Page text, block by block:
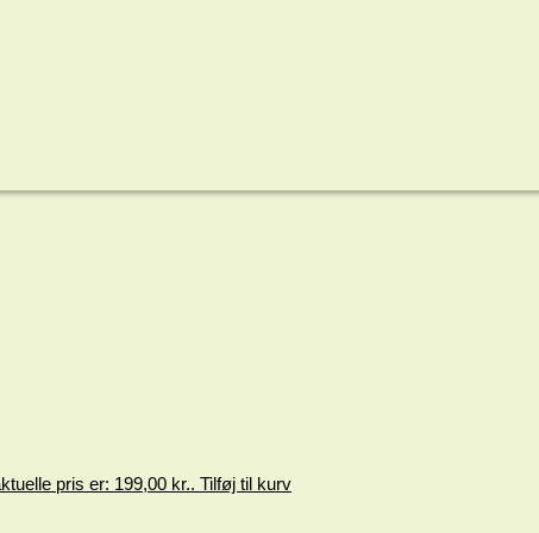
pris er: 199,00 kr.. Tilføj til kurv